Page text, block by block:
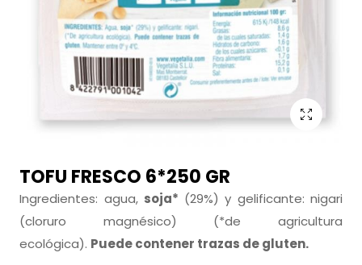
TOFU FRESCO 6*250 GR
Ingredientes: agua, soja* (29%) y gelificante: nigari
(cloruro magnésico) (*de agricultura
ecológica). Puede contener trazas de gluten.